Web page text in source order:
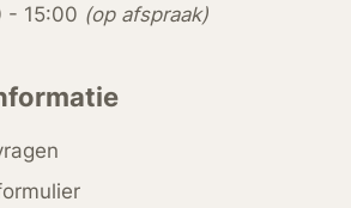
- 15:00 (op afspraak)